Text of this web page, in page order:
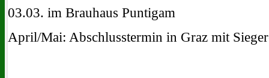
03.03. im Brauhaus Puntigam
April/Mai: Abschlusstermin in Graz mit